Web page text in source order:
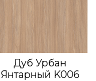
Дуб Урбан
Янтарный K006